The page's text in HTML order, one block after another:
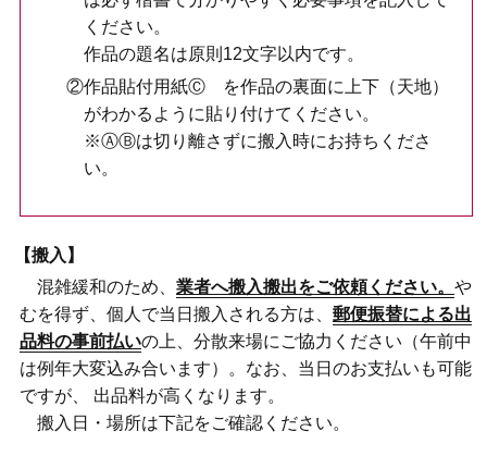
ください。
作品の題名は原則12文字以内です。
②作品貼付用紙Ⓒ を作品の裏面に上下（天地）
がわかるように貼り付けてください。
※ⒶⒷは切り離さずに搬入時にお持ちくださ
い。
【搬入】
混雑緩和のため、 業者へ搬入搬出をご依頼ください。 や
むを得ず、個人で当日搬入される方は、 郵便振替による出
品料の事前払いの上、分散来場にご協力ください（午前中
は例年大変込み合います）。なお、当日のお支払いも可能
ですが、 出品料が高くなります。
搬入日・場所は下記をご確認ください。